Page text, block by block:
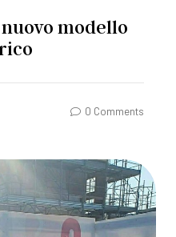
nuovo modello
0 Comments